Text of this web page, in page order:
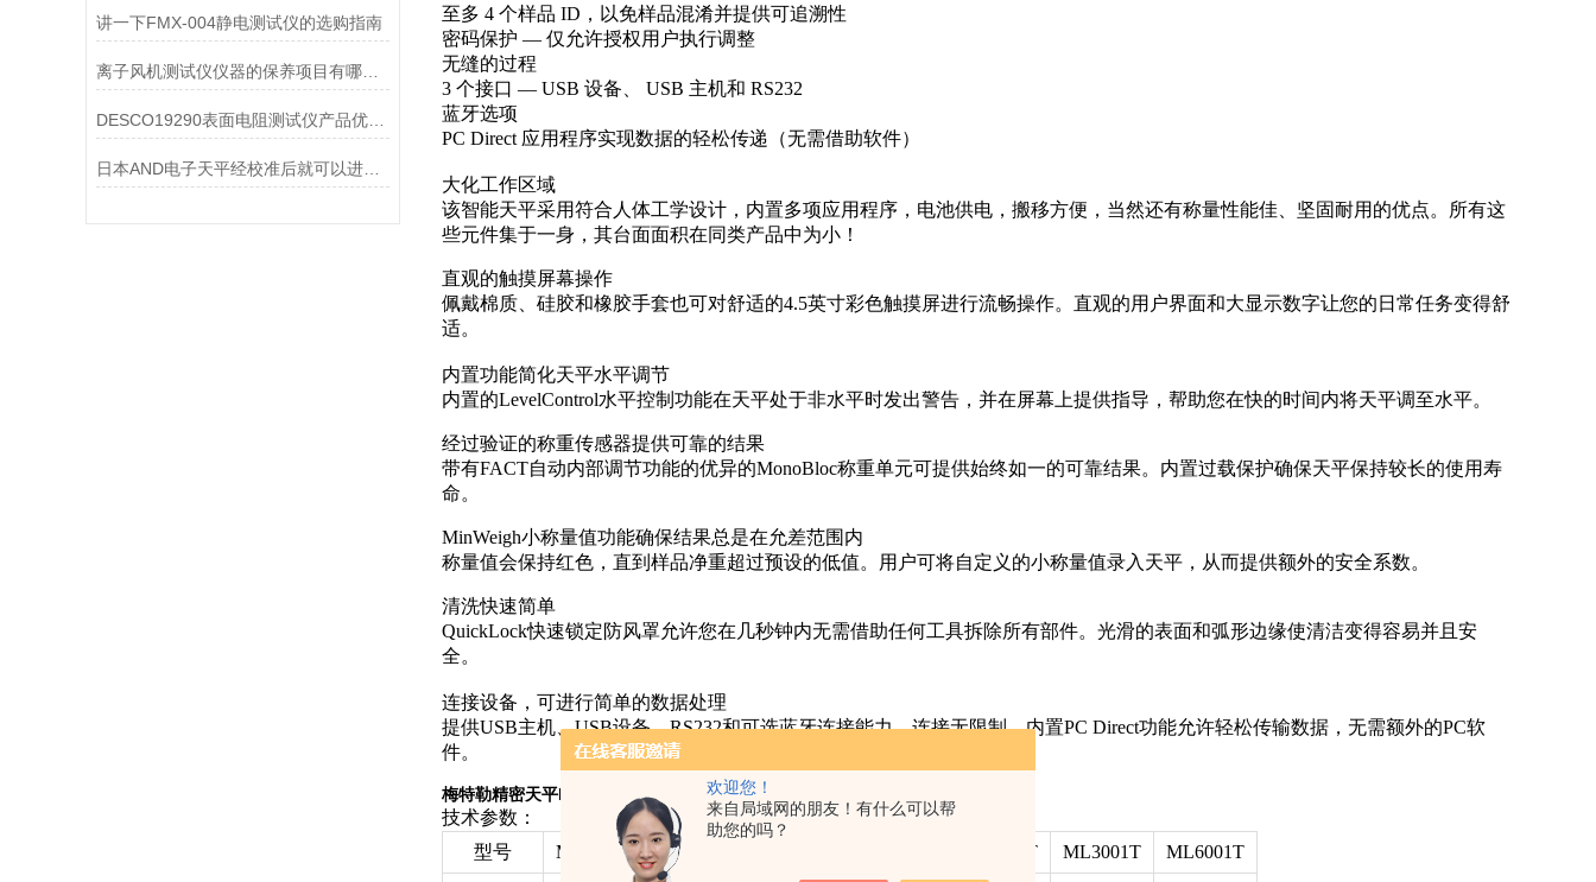
欢迎您！
来自局域网的朋友！有什么可以帮
助您的吗？
讲一下FMX-004静电测试仪的选购指南
离子风机测试仪仪器的保养项目有哪些？
DESCO19290表面电阻测试仪产品优缺点介绍
日本AND电子天平经校准后就可以进行称量了
至多 4 个样品 ID，以免样品混淆并提供可追溯性
密码保护 — 仅允许授权用户执行调整
无缝的过程
3 个接口 — USB 设备、 USB 主机和 RS232
蓝牙选项
PC Direct 应用程序实现数据的轻松传递（无需借助软件）
大化工作区域
该智能天平采用符合人体工学设计，内置多项应用程序，电池供电，搬移方便，当然还有称量性能佳、坚固耐用的优点。所有这
些元件集于一身，其台面面积在同类产品中为小！
直观的触摸屏幕操作
佩戴棉质、硅胶和橡胶手套也可对舒适的4.5英寸彩色触摸屏进行流畅操作。直观的用户界面和大显示数字让您的日常任务变得舒
适。
内置功能简化天平水平调节
内置的LevelControl水平控制功能在天平处于非水平时发出警告，并在屏幕上提供指导，帮助您在快的时间内将天平调至水平。
经过验证的称重传感器提供可靠的结果
带有FACT自动内部调节功能的优异的MonoBloc称重单元可提供始终如一的可靠结果。内置过载保护确保天平保持较长的使用寿
命。
MinWeigh小称量值功能确保结果总是在允差范围内
称量值会保持红色，直到样品净重超过预设的低值。用户可将自定义的小称量值录入天平，从而提供额外的安全系数。
清洗快速简单
QuickLock快速锁定防风罩允许您在几秒钟内无需借助任何工具拆除所有部件。光滑的表面和弧形边缘使清洁变得容易并且安
全。
连接设备，可进行简单的数据处理
提供USB主机、USB设备、RS232和可选蓝牙连接能力，连接无限制。内置PC Direct功能允许轻松传输数据，无需额外的PC软
件。
梅特勒精密天平ML3002T百分之一0.01g触摸屏
技术参数：
型号
ML802T ML1602T ML6002T ML3001T ML6001T